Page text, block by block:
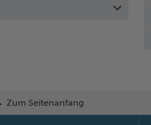
Zum Seitenanfang